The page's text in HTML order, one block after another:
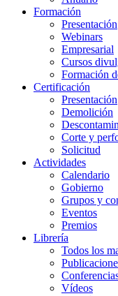
Formación
Presentación
Webinars
Empresarial
Cursos
Formación
Certificación
Presentación
Demolición
Corte y
Solicitud
Actividades
Calendario
Gobierno
Grupos y
Eventos
Premios
Librería
Todos los
Vídeos